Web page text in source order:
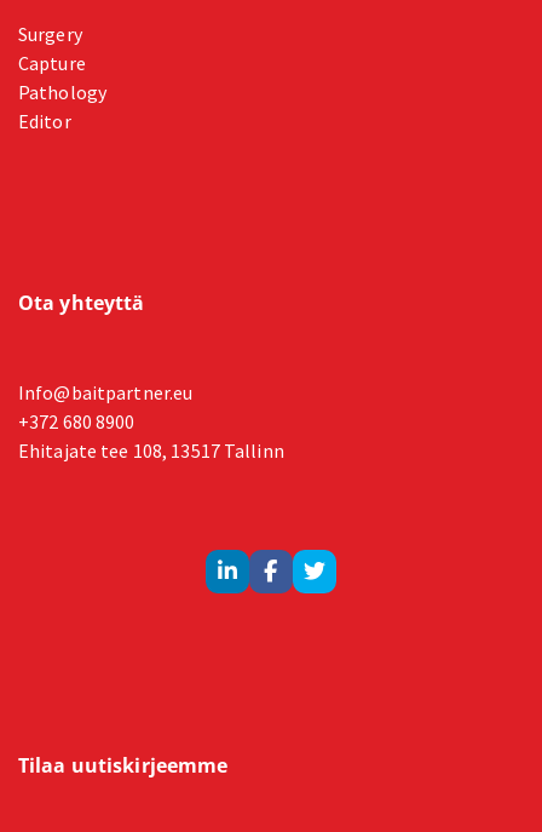
Surgery
Capture
Pathology
Editor
Ota yhteyttä
Info@baitpartner.eu
+372 680 8900
Ehitajate tee 108, 13517 Tallinn
Tilaa uutiskirjeemme